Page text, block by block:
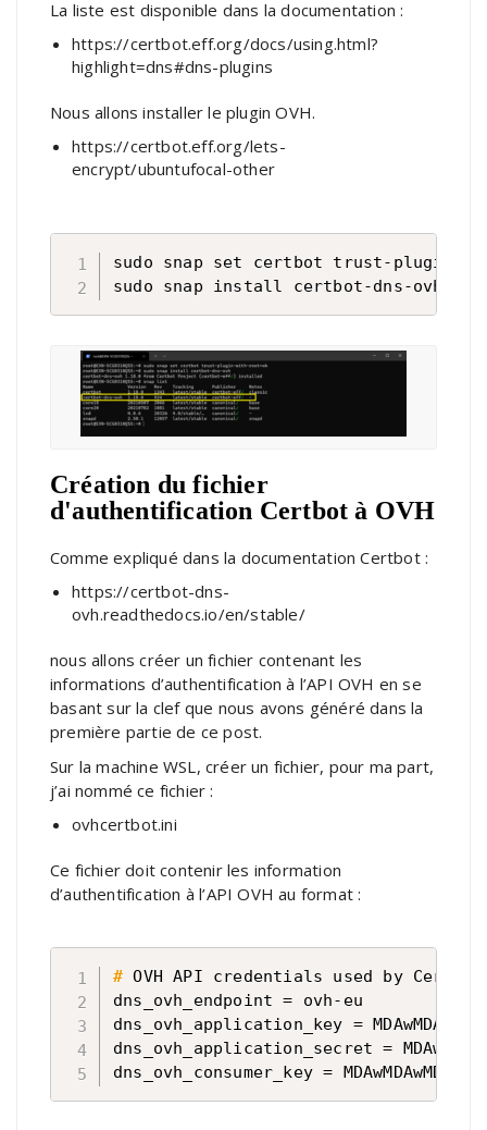
La liste est disponible dans la documentation :
https://certbot.eff.org/docs/using.html?
highlight=dns#dns-plugins
Nous allons installer le plugin OVH.
https://certbot.eff.org/lets-
encrypt/ubuntufocal-other
sudo snap set certbot trust-plugin-
sudo snap install certbot-dns-ovh
Création du fichier
d'authentification Certbot à OVH
Comme expliqué dans la documentation Certbot :
https://certbot-dns-
ovh.readthedocs.io/en/stable/
nous allons créer un fichier contenant les
informations d’authentification à l’API OVH en se
basant sur la clef que nous avons généré dansla
première partie de ce post.
Sur la machine WSL, créer un fichier, pour ma part,
j’ai nommé ce fichier :
ovhcertbot.ini
Ce fichier doit contenir les information
d’authentification à l’API OVH au format :
# OVH API credentials used by Certbot
dns_ovh_endpoint = ovh-eu
dns_ovh_application_key =
dns_ovh_application_secret =
dns_ovh_consumer_key =